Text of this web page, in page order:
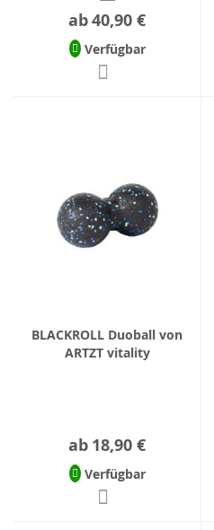
ab40,90 €
Verfügbar
BLACKROLL Duoball von
ARTZT vitality
ab 18,90 €
Verfügbar